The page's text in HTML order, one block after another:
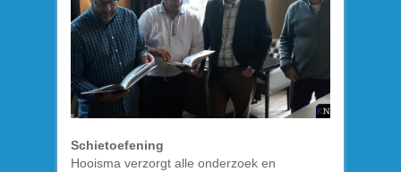
Schietoefening
Hooisma verzorgt alle onderzoek en